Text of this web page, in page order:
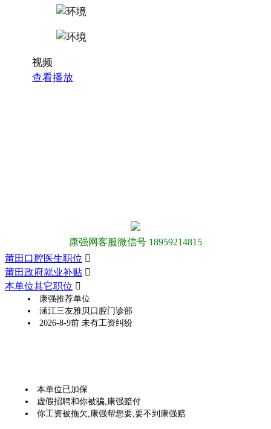
视频
查看播放
康强网客服微信号 18959214815
莆田口腔医生职位 
莆田政府就业补贴 
本单位其它职位 
康强推荐单位
涵江三友雅贝口腔门诊部
2026-8-9前 未有工资纠纷
本单位已加保
虚假招聘和你被骗,康强赔付
你工资被拖欠,康强帮您要,要不到康强赔